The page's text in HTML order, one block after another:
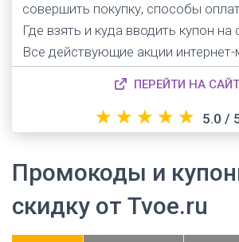
совершить покупку, способы
Где взять и куда вводить купон на
Все действующие акции интернет-
первый и повторный заказ.
ПЕРЕЙТИ НА САЙТ
★ ★ ★ ★ ★ 5.0 /
Промокоды и
скидку от Tvoe.ru